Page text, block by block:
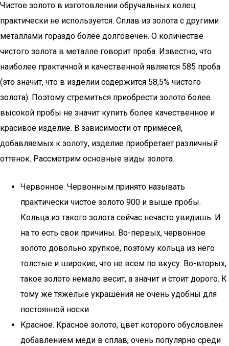
Чистое золото в изготовлении обручальных колец
практически не используется. Сплав из золота с другими
металлами гораздо более долговечен. О количестве
чистого золота в металле говорит проба. Известно, что
наиболее практичной и качественной является 585 проба
(это значит, что в изделии содержится 58,5% чистого
золота). Поэтому стремиться приобрести золото более
высокой пробы не значит купить более качественное и
красивое изделие. В зависимости от примесей,
добавляемых к золоту, изделие приобретает различный
оттенок. Рассмотрим основные виды золота.
Червонное. Червонным принято называть
практически чистое золото 900 и выше пробы.
Кольца из такого золота сейчас нечасто увидишь. И
на то есть свои причины. Во-первых, червонное
золото довольно хрупкое, поэтому кольца из него
толстые и широкие, что не всем по вкусу. Во-вторых,
такое золото немало весит, а значит и стоит дорого. К
тому же тяжелые украшения не очень удобны для
постоянной носки.
Красное. Красное золото, цвет которого обусловлен
добавлением меди в сплав, очень популярно среди